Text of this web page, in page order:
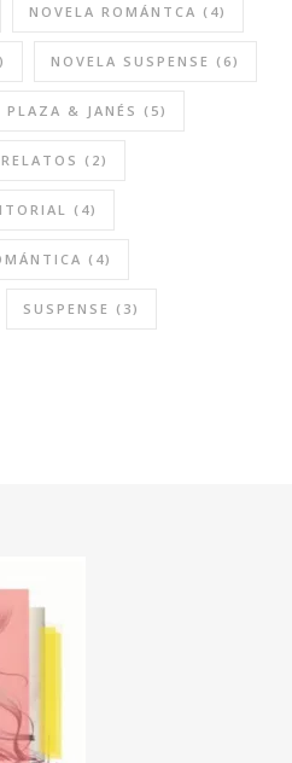
NOVELA ROMÁNTCA (4)
NOVELA SUSPENSE (6)
PLAZA & JANÉS (5)
RELATOS (2)
(4)
(4)
SUSPENSE (3)